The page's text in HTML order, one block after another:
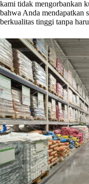
kami tidak mengorbankan
bahwa Anda mendapatkan
berkualitas tinggi tanpa